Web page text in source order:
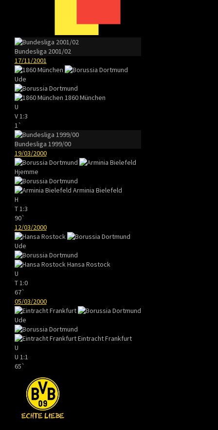
Bundesliga 2001/02
17/11/2001
Ude
1860 München
U
V 1:3
1`
Bundesliga 1999/00
19/03/2000
Hjemme
Arminia Bielefeld
H
T 1:3
90`
12/03/2000
Ude
Hansa Rostock
U
T 1:0
67`
05/03/2000
Ude
Eintracht Frankfurt
U
U 1:1
65`